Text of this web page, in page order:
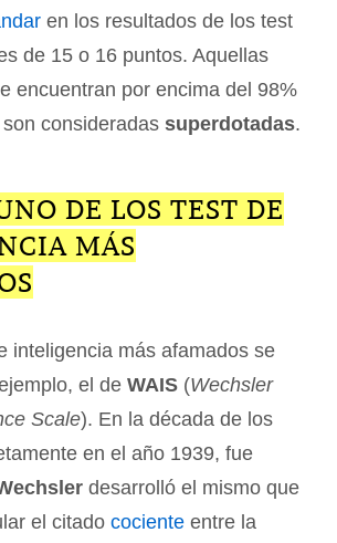
en los resultados de los test
de 15 o 16 puntos. Aquellas
encuentran por encima del 98%
consideradas superdotadas.
DE LOS TEST DE
MÁS
inteligencia más afamados se
el de WAIS (Wechsler
Scale). En la década de los
en el año 1939, fue
desarrolló el mismo que
el citado cociente entre la